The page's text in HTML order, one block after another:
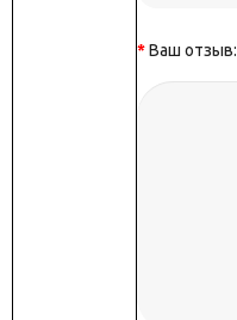
Ваш отзыв: